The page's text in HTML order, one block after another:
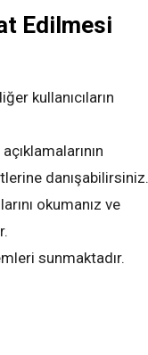
Edilmesi
kullanıcıların
danışabilirsiniz.
okumanız ve
sunmaktadır.